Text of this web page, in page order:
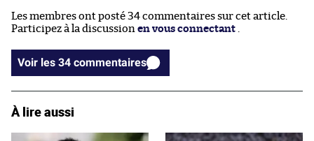
Les membres ont posté 34 commentaires sur cet article.
Participez à la discussion en vous connectant
Voir les 34 commentaires
À lire aussi